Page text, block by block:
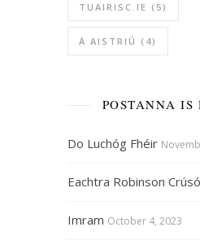
TUAIRISC.IE (5)
Á AISTRIÚ (4)
POSTANNA IS
Do Luchóg Fhéir
Eachtra Robinson Crúsó
Imram October 4, 2023